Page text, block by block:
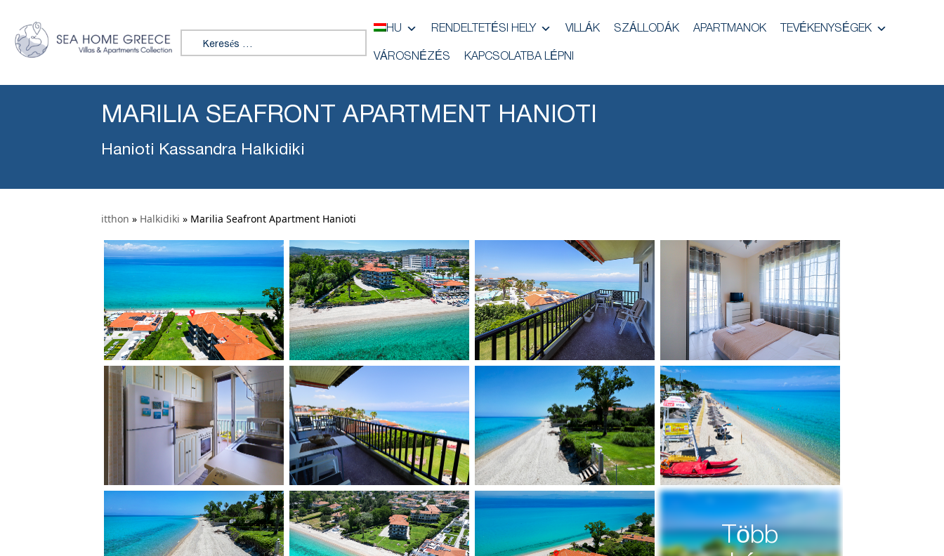
Keresés:
HU RENDELTETÉSI HELY VILLÁK SZÁLLODÁK APARTMANOK TEVÉKENYSÉGEK
VÁROSNÉZÉS KAPCSOLATBA LÉPNI
MARILIA SEAFRONT APARTMENT HANIOTI
Hanioti Kassandra Halkidiki
itthon » Halkidiki » Marilia Seafront Apartment Hanioti
Több